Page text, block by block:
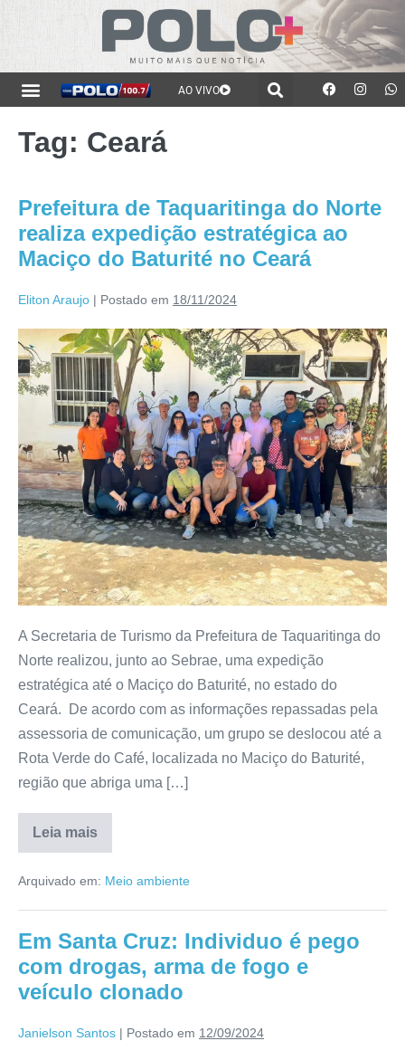
AO VIVO
Tag: Ceará
Prefeitura de Taquaritinga do Norte
realiza expedição estratégica ao
Maciço do Baturité no Ceará
Eliton Araujo | Postado em 18/11/2024
A Secretaria de Turismo da Prefeitura de Taquaritinga do
Norte realizou, junto ao Sebrae, uma expedição
estratégica até o Maciço do Baturité, no estado do
Ceará. De acordo com as informações repassadas pela
assessoria de comunicação, um grupo se deslocou até a
Rota Verde do Café, localizada no Maciço do Baturité,
região que abriga uma […]
Leia mais
Arquivado em: Meio ambiente
Em Santa Cruz: Individuo é pego
com drogas, arma de fogo e
veículo clonado
Janielson Santos | Postado em 12/09/2024